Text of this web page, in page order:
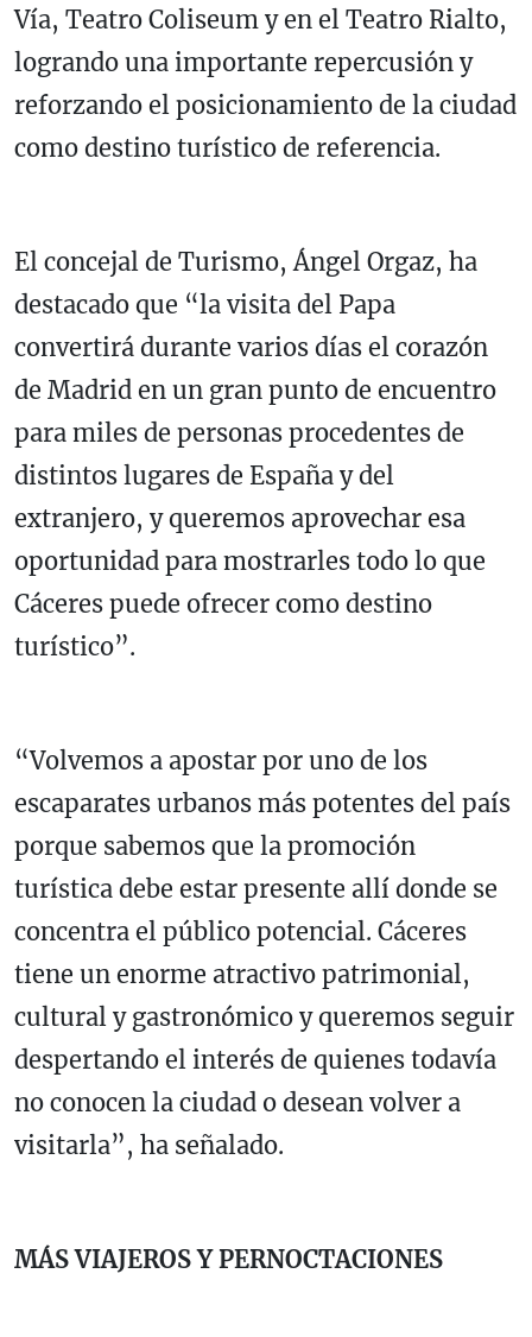
Vía, Teatro Coliseum y en el Teatro Rialto,
logrando una importante repercusión y
reforzando el posicionamiento de la ciudad
como destino turístico de referencia.
El concejal de Turismo, Ángel Orgaz, ha
destacado que “la visita del Papa
convertirá durante varios días el corazón
de Madrid en un gran punto de encuentro
para miles de personas procedentes de
distintos lugares de España y del
extranjero, y queremos aprovechar esa
oportunidad para mostrarles todo lo que
Cáceres puede ofrecer como destino
turístico”.
“Volvemos a apostar por uno de los
escaparates urbanos más potentes del país
porque sabemos que la promoción
turística debe estar presente allí donde se
concentra el público potencial. Cáceres
tiene un enorme atractivo patrimonial,
cultural y gastronómico y queremos seguir
despertando el interés de quienes todavía
no conocen la ciudad o desean volver a
visitarla”, ha señalado.
MÁS VIAJEROS Y PERNOCTACIONES